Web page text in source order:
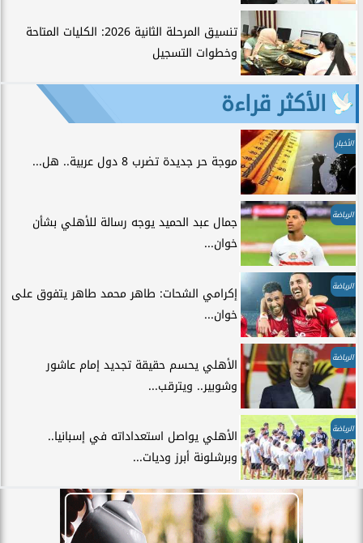
تنسيق المرحلة الثانية 2026: الكليات المتاحة
وخطوات التسجيل
الأكثر قراءة
الأخبار
موجة حر جديدة تضرب 8 دول عربية.. هل...
الرياضة
جمال عبد الحميد يوجه رسالة للأهلي بشأن
خوان...
الرياضة
إكرامي الشحات: طاهر محمد طاهر يتفوق على
خوان...
الرياضة
الأهلي يحسم حقيقة تجديد إمام عاشور
وشوبير.. ويترقب...
الرياضة
الأهلي يواصل استعداداته في إسبانيا..
وبرشلونة أبرز وديات...